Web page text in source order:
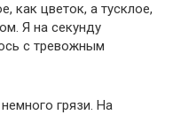
как цветок, а тусклое,
Я на секунду
с тревожным
грязи. На